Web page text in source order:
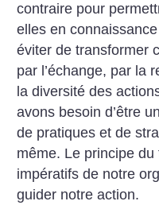
contraire pour
elles en
éviter de transformer
par l’échange, par la
la diversité des
avons besoin d’être
de pratiques et de
même. Le principe
impératifs de notre
guider notre action.